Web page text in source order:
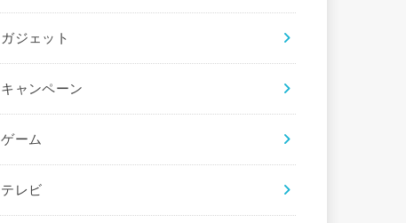
ガジェット
キャンペーン
ゲーム
テレビ